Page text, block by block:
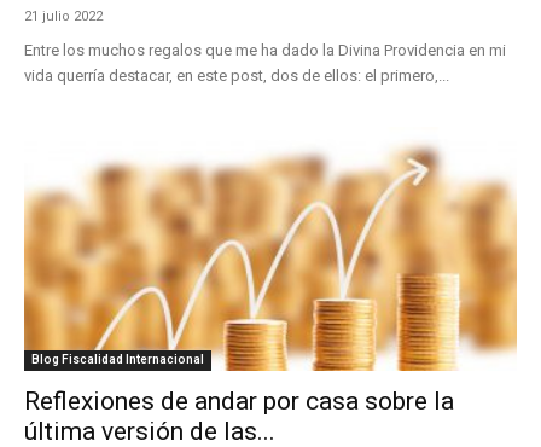
21 julio 2022
Entre los muchos regalos que me ha dado la Divina Providencia en mi
vida querría destacar, en este post, dos de ellos: el primero,...
Blog Fiscalidad Internacional
Reflexiones de andar por casa sobre la
última versión de las...